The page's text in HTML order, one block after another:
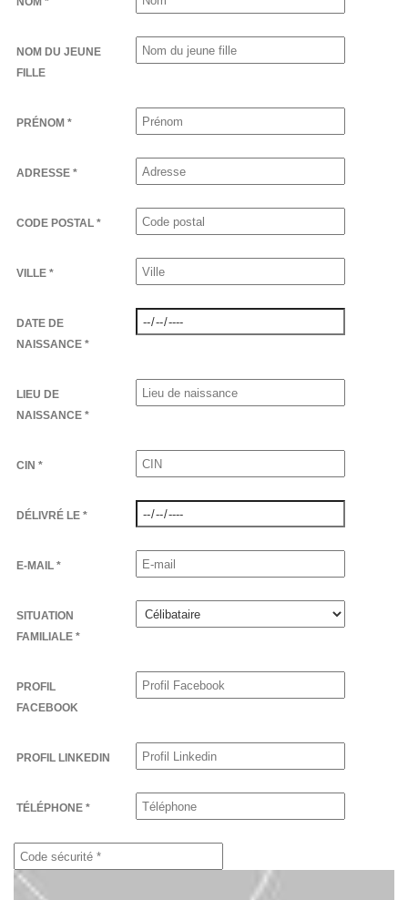
NOM DU JEUNE
FILLE
PRÉNOM *
ADRESSE *
CODE POSTAL *
VILLE *
DATE DE
NAISSANCE *
LIEU DE
NAISSANCE *
CIN *
DÉLIVRÉ LE *
E-MAIL *
SITUATION
FAMILIALE *
PROFIL
FACEBOOK
PROFIL LINKEDIN
TÉLÉPHONE *